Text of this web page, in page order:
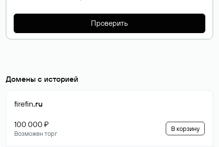
Проверить
Домены с историей
firefin.ru
100 000 ₽
Возможен торг
В корзину